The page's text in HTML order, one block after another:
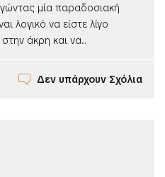
μία παραδοσιακή
λογικό να είστε λίγο
άκρη και να...
Δεν υπάρχουν Σχόλια